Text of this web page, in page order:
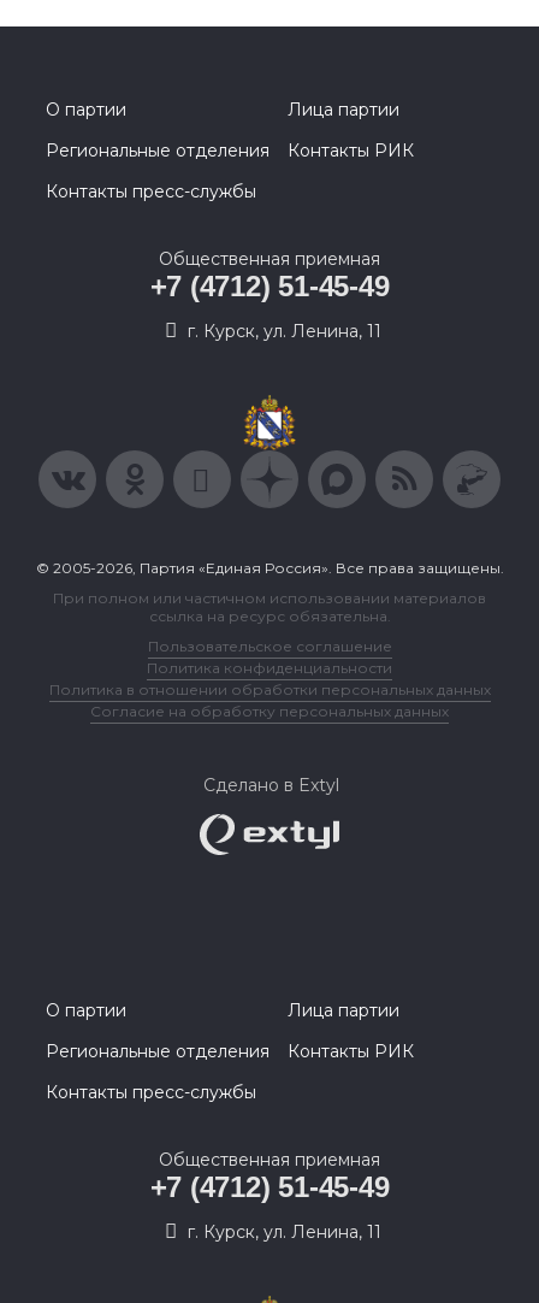
О партии
Лица партии
Региональные отделения
Контакты РИК
Контакты пресс-службы
Общественная приемная
+7 (4712) 51-45-49
г. Курск, ул. Ленина, 11
© 2005-2026, Партия «Единая Россия». Все права защищены.
При полном или частичном использовании материалов
ссылка на ресурс обязательна.
Пользовательское соглашение
Политика конфиденциальности
Политика в отношении обработки персональных данных
Согласие на обработку персональных данных
Сделано в Extyl
О партии
Лица партии
Региональные отделения
Контакты РИК
Контакты пресс-службы
Общественная приемная
+7 (4712) 51-45-49
г. Курск, ул. Ленина, 11